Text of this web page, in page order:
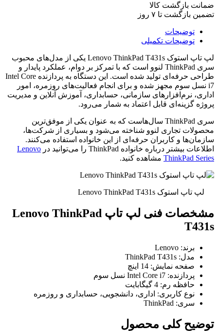
ضمانت بازگشت کالا
تضمین بازگشت تا ۷ روز
توضیحات
توضیحات تکمیلی
لپ تاپ استوک Lenovo ThinkPad T431s یکی از مدل‌های محبوب
سری ThinkPad لنوو است که با تمرکز بر دوام، عملکرد پایدار و
طراحی حرفه‌ای تولید شده است. این دستگاه به پردازنده Intel Core
i7 نسل سوم مجهز شده و برای انجام فعالیت‌های روزمره، امور
اداری، نرم‌افزارهای سازمانی، حسابداری، آموزش آنلاین و مدیریت
پروژه گزینه‌ای قابل اعتماد به شمار می‌رود.
سری ThinkPad سال‌هاست که به عنوان یکی از موفق‌ترین
محصولات تجاری لنوو شناخته می‌شود و بسیاری از شرکت‌ها،
سازمان‌ها و کاربران حرفه‌ای از این خانواده استفاده می‌کنند.
اطلاعات بیشتر درباره خانواده ThinkPad را می‌توانید در
Lenovo
ThinkPad Series مشاهده کنید.
لپ تاپ استوک Lenovo ThinkPad T431s
مشخصات فنی لپ تاپ Lenovo ThinkPad
T431s
برند: Lenovo
مدل: ThinkPad T431s
صفحه نمایش: 14 اینچ
پردازنده: Intel Core i7 نسل سوم
حافظه رم: 4 گیگابایت
نوع کاربری: اداری، دانشجویی، حسابداری و روزمره
سری: ThinkPad
توضیح کلی محصول